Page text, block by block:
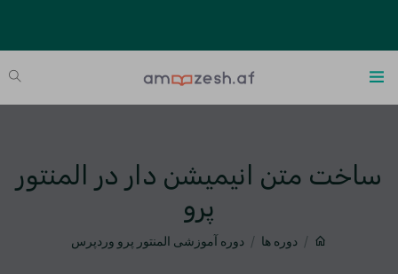
ساخت متن انیمیشن دار در المنتور
پرو
دوره ها دوره آموزشی المنتور پرو وردپرس